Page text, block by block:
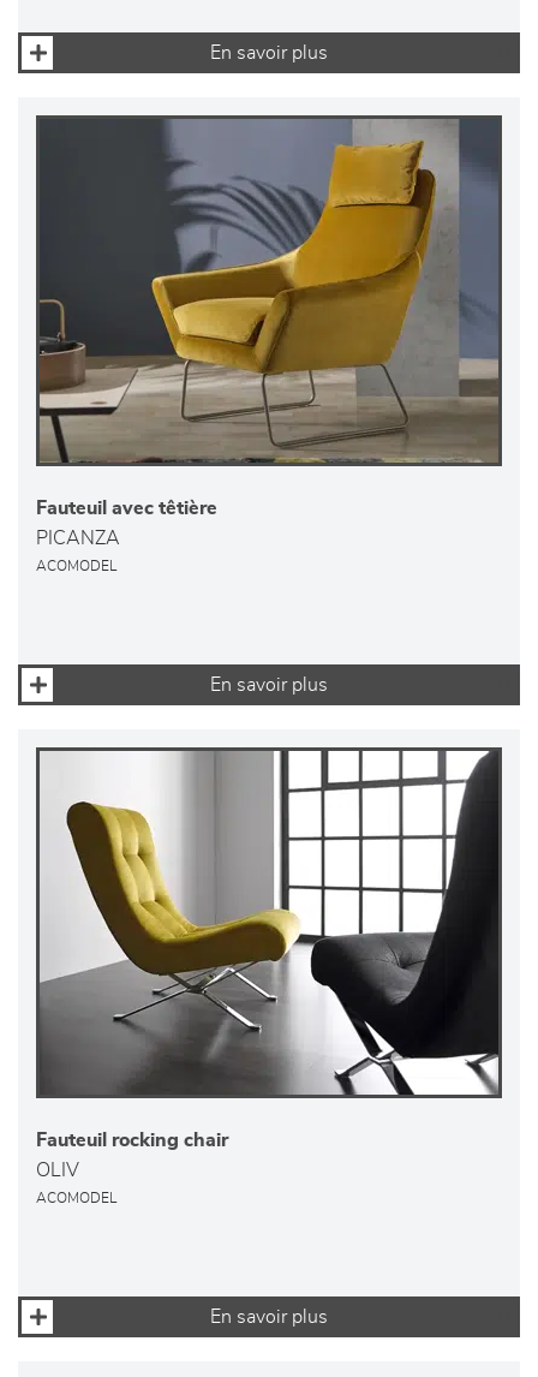
En savoir plus
Fauteuil avec têtière
PICANZA
ACOMODEL
En savoir plus
Fauteuil rocking chair
OLIV
ACOMODEL
En savoir plus